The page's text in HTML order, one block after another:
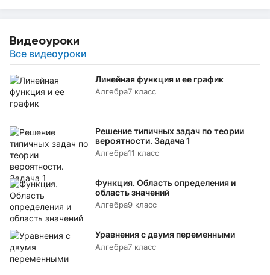
Видеоуроки
Все видеоуроки
Линейная функция и ее график
Алгебра7 класс
Решение типичных задач по теории
вероятности. Задача 1
Алгебра11 класс
Функция. Область определения и
область значений
Алгебра9 класс
Уравнения с двумя переменными
Алгебра7 класс